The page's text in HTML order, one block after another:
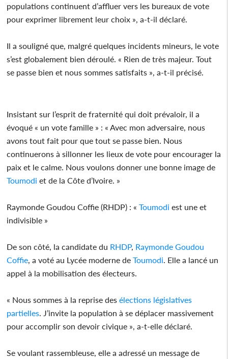
populations continuent d’affluer vers les bureaux de vote
pour exprimer librement leur choix », a-t-il déclaré.
Il a souligné que, malgré quelques incidents mineurs, le vote
s’est globalement bien déroulé. « Rien de très majeur. Tout
se passe bien et nous sommes satisfaits », a-t-il précisé.
Insistant sur l’esprit de fraternité qui doit prévaloir, il a
évoqué « un vote famille » : « Avec mon adversaire, nous
avons tout fait pour que tout se passe bien. Nous
continuerons à sillonner les lieux de vote pour encourager la
paix et le calme. Nous voulons donner une bonne image de
Toumodi et de la Côte d’Ivoire. »
Raymonde Goudou Coffie (RHDP) : «Toumodi est une et
indivisible »
De son côté, la candidate du RHDP, Raymonde Goudou
Coffie , a voté au Lycée moderne deToumodi . Elle a lancé un
appel à la mobilisation des électeurs.
« Nous sommes à la reprise des élections législatives
partielles . J’invite la population à se déplacer massivement
pour accomplir son devoir civique », a-t-elle déclaré.
Se voulant rassembleuse, elle a adressé un message de